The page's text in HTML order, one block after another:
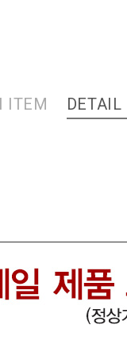
ITEM DETAIL